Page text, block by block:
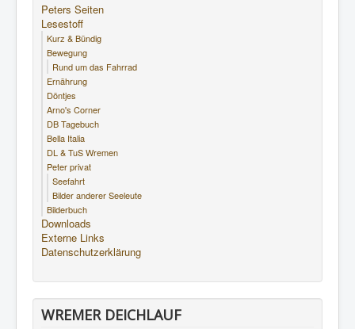
Peters Seiten
Lesestoff
Kurz & Bündig
Bewegung
Rund um das Fahrrad
Ernährung
Döntjes
Arno's Corner
DB Tagebuch
Bella Italia
DL & TuS Wremen
Peter privat
Seefahrt
Bilder anderer Seeleute
Bilderbuch
Downloads
Externe Links
Datenschutzerklärung
WREMER DEICHLAUF